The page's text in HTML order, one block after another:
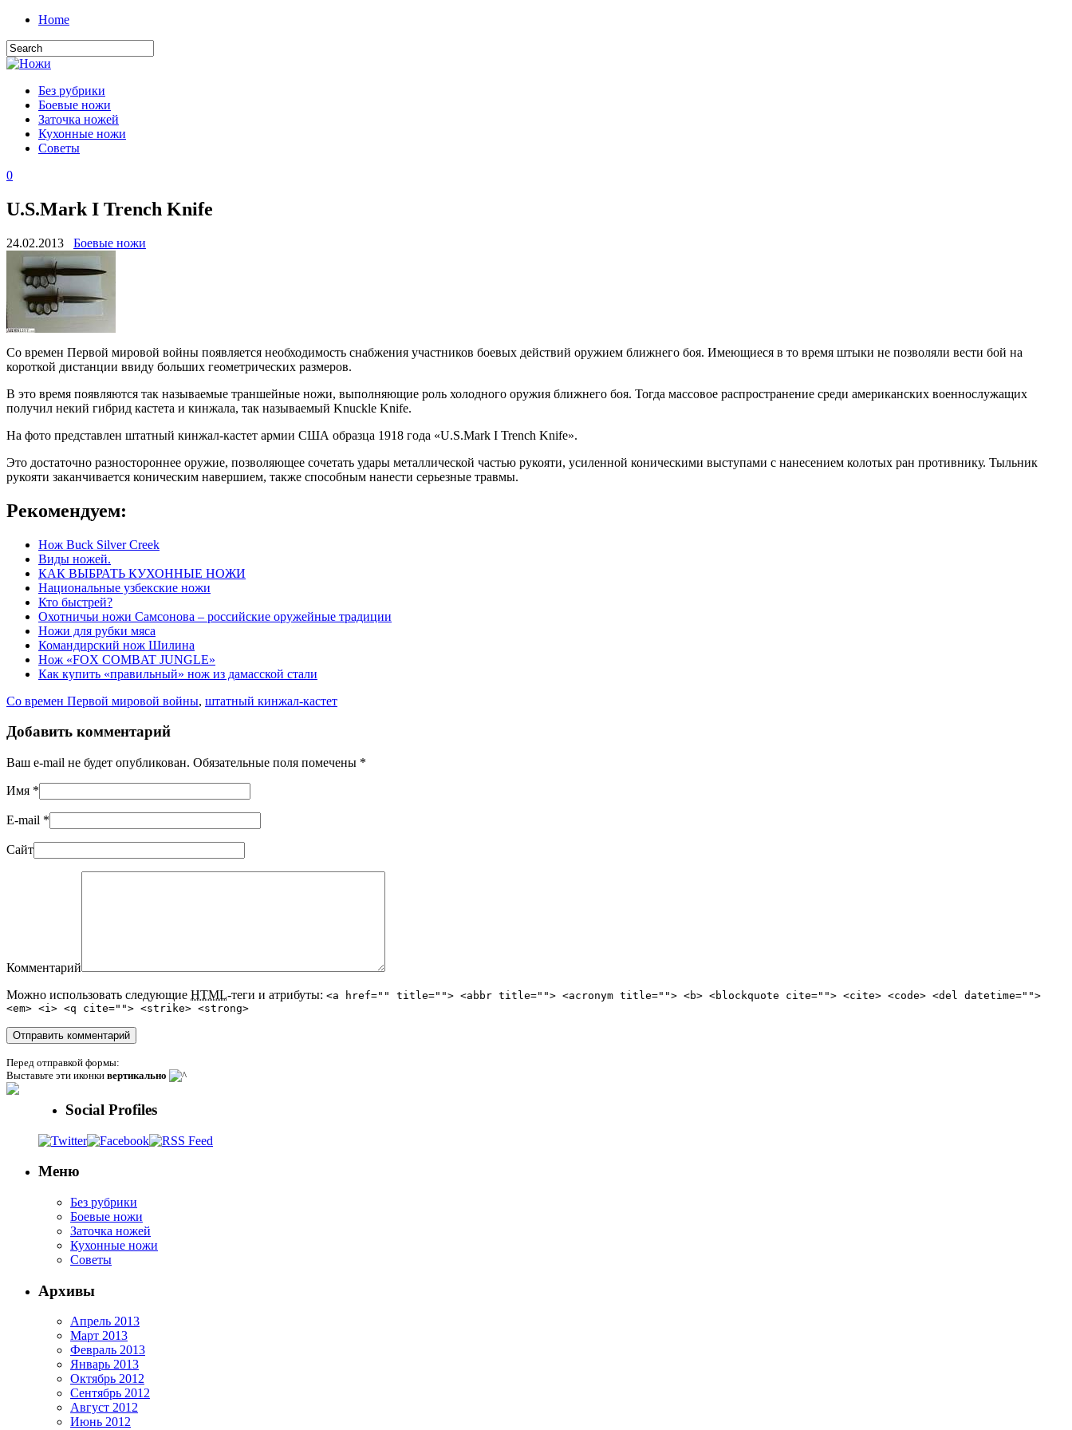
Home
Без рубрики
Боевые ножи
Заточка ножей
Кухонные ножи
Советы
0
U.S.Mark I Trench Knife
24.02.2013 Боевые ножи
Со времен Первой мировой войны появляется необходимость снабжения участников боевых действий оружием ближнего боя. Имеющиеся в то время штыки не позволяли вести бой на
короткой дистанции ввиду больших геометрических размеров.
В это время появляются так называемые траншейные ножи, выполняющие роль холодного оружия ближнего боя. Тогда массовое распространение среди американских военнослужащих
получил некий гибрид кастета и кинжала, так называемый Knuckle Knife.
На фото представлен штатный кинжал-кастет армии США образца 1918 года «U.S.Mark I Trench Knife».
Это достаточно разностороннее оружие, позволяющее сочетать удары металлической частью рукояти, усиленной коническими выступами с нанесением колотых ран противнику. Тыльник
рукояти заканчивается коническим навершием, также способным нанести серьезные травмы.
Рекомендуем:
Нож Buck Silver Creek
Виды ножей.
КАК ВЫБРАТЬ КУХОННЫЕ НОЖИ
Национальные узбекские ножи
Кто быстрей?
Охотничьи ножи Самсонова – российские оружейные традиции
Ножи для рубки мяса
Командирский нож Шилина
Нож «FOX COMBAT JUNGLE»
Как купить «правильный» нож из дамасской стали
Со времен Первой мировой войны, штатный кинжал-кастет
Добавить комментарий
Ваш e-mail не будет опубликован. Обязательные поля помечены *
Имя *
E-mail *
Сайт
Комментарий
Можно использовать следующие HTML-теги и атрибуты: <a href="" title=""> <abbr title=""> <acronym title=""> <b> <blockquote cite=""> <cite> <code> <del datetime="">
<em> <i> <q cite=""> <strike> <strong>
Перед отправкой формы:
Выставьте эти иконки вертикально
Social Profiles
Меню
Без рубрики
Боевые ножи
Заточка ножей
Кухонные ножи
Советы
Архивы
Апрель 2013
Март 2013
Февраль 2013
Январь 2013
Октябрь 2012
Сентябрь 2012
Август 2012
Июнь 2012